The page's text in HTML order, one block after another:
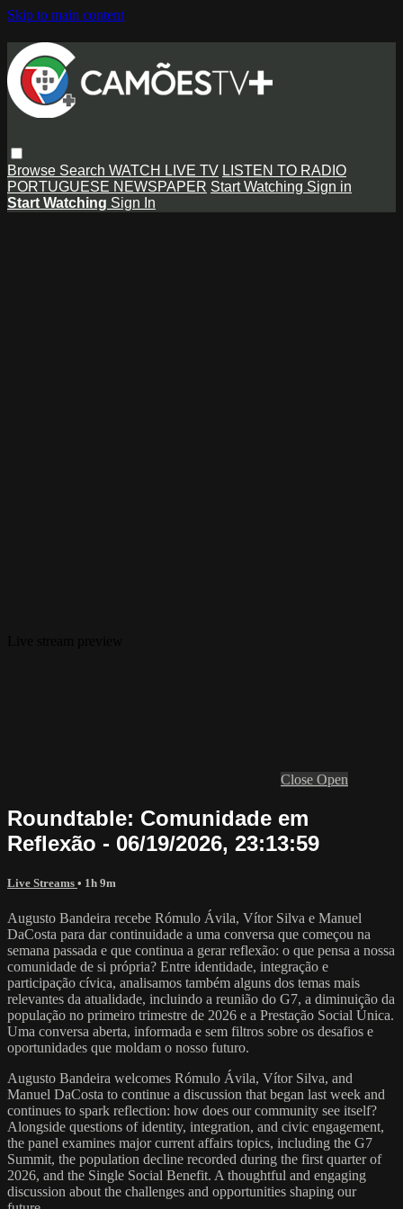
Skip to main content
Browse Search WATCH LIVE TV LISTEN TO RADIO
PORTUGUESE NEWSPAPER Start Watching Sign in
Start Watching Sign In
Close Open
Roundtable: Comunidade em
Reflexão - 06/19/2026, 23:13:59
Live Streams • 1h 9m
Augusto Bandeira recebe Rómulo Ávila, Vítor Silva e Manuel
DaCosta para dar continuidade a uma conversa que começou na
semana passada e que continua a gerar reflexão: o que pensa a nossa
comunidade de si própria? Entre identidade, integração e
participação cívica, analisamos também alguns dos temas mais
relevantes da atualidade, incluindo a reunião do G7, a diminuição da
população no primeiro trimestre de 2026 e a Prestação Social Única.
Uma conversa aberta, informada e sem filtros sobre os desafios e
oportunidades que moldam o nosso futuro.
Augusto Bandeira welcomes Rómulo Ávila, Vítor Silva, and
Manuel DaCosta to continue a discussion that began last week and
continues to spark reflection: how does our community see itself?
Alongside questions of identity, integration, and civic engagement,
the panel examines major current affairs topics, including the G7
Summit, the population decline recorded during the first quarter of
2026, and the Single Social Benefit. A thoughtful and engaging
discussion about the challenges and opportunities shaping our